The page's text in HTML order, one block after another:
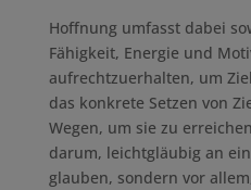
Hoffnung umfasst dabei
Fähigkeit, Energie und
aufrechtzuerhalten, um
das konkrete Setzen von
Wegen, um sie zu
darum, leichtgläubig an
glauben, sondern vor